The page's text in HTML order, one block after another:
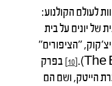
לעולם הקולנוע:
יונים על בית
"הציפורים"
[10]
בפרק
הייטק, ושם הם